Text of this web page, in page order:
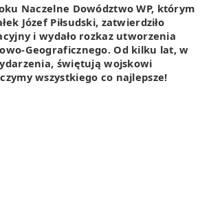
Naczelne Dowództwo WP, którym
Józef Piłsudski, zatwierdziło
i wydało rozkaz utworzenia
Geograficznego. Od kilku lat, w
świętują wojskowi
wszystkiego co najlepsze!